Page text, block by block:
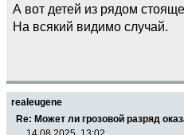
А вот детей из рядом
На всякий видимо случай.
realeugene
Re: Может ли грозовой разряд